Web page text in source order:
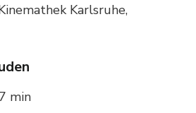
Karlsruhe,
min